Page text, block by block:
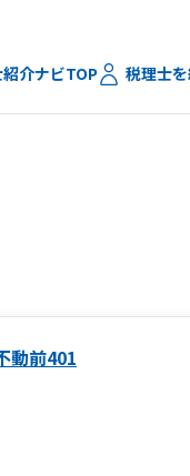
介ナビTOP 税理士
動前401